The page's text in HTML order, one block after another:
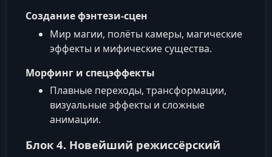
Создание фэнтези‑сцен
Мир магии, полёты камеры, магические
эффекты и мифические существа.
Морфинг и спецэффекты
Плавные переходы, трансформации,
визуальные эффекты и сложные
анимации.
Блок 4. Новейший режиссёрский